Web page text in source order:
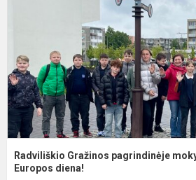
Radviliškio Gražinos pagrindinėje
Europos diena!